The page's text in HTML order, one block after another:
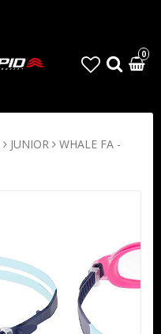
0
JUNIOR
WHALE FA -